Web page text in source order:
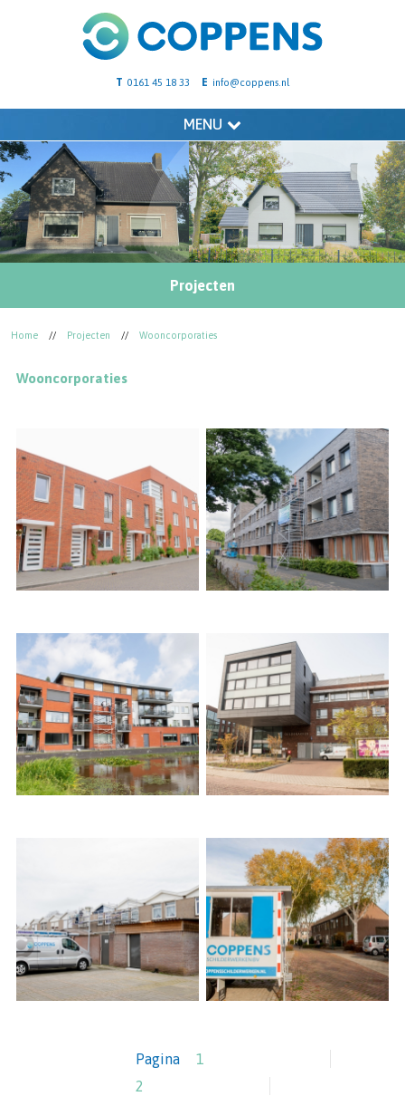
T 0161 45 18 33 E info@coppens.nl
MENU
Projecten
Home // Projecten // Wooncorporaties
Wooncorporaties
Pagina
1
2